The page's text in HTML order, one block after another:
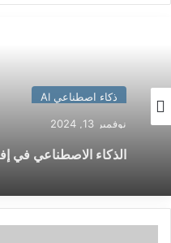
ذكاء اصطناعي AI
نوفمبر 13, 2024
نحو مستقبل رقمي واعد